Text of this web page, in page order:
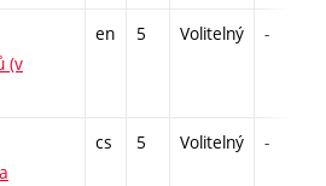
(v
en 5 Volitelný -
cs 5 Volitelný -